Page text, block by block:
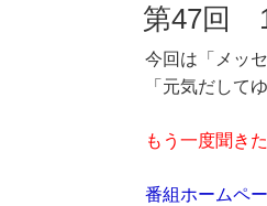
第47回
今回は「メッ
「元気だして
もう一度聞き
番組ホームペ